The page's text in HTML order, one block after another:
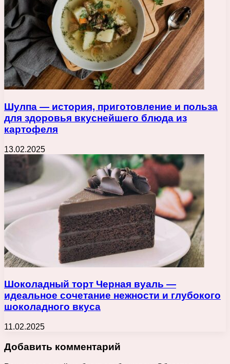
Шулпа — история, приготовление и польза
для здоровья вкуснейшего блюда из
картофеля
13.02.2025
Шоколадный торт Черная вуаль —
идеальное сочетание нежности и глубокого
шоколадного вкуса
11.02.2025
Добавить комментарий